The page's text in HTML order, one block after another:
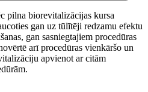
pilna biorevitalizācijas kursa
gan uz tūlītēji redzamu efektu
gan sasniegtajiem procedūras
arī procedūras vienkāršo un
apvienot ar citām